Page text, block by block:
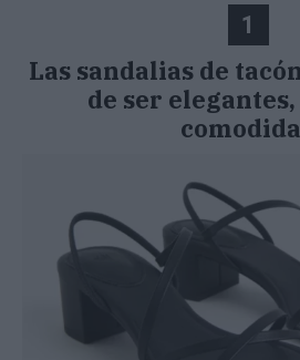
1
Las sandalias de
de ser